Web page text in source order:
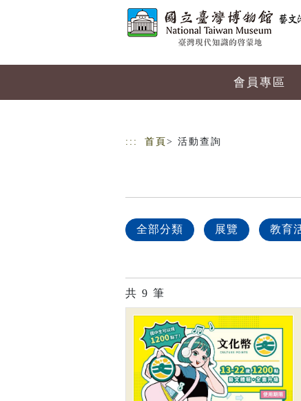
會員專區
::: 首頁 > 活動查詢
全部分類 展覽 教育
共 9 筆